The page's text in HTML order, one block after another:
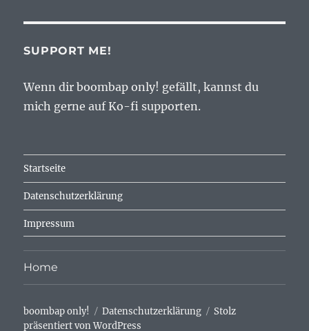
SUPPORT ME!
Wenn dir boombap only! gefällt, kannst du
mich gerne auf Ko-fi supporten.
Startseite
Datenschutzerklärung
Impressum
Home
boombap only! Datenschutzerklärung
Stolz
präsentiert von WordPress